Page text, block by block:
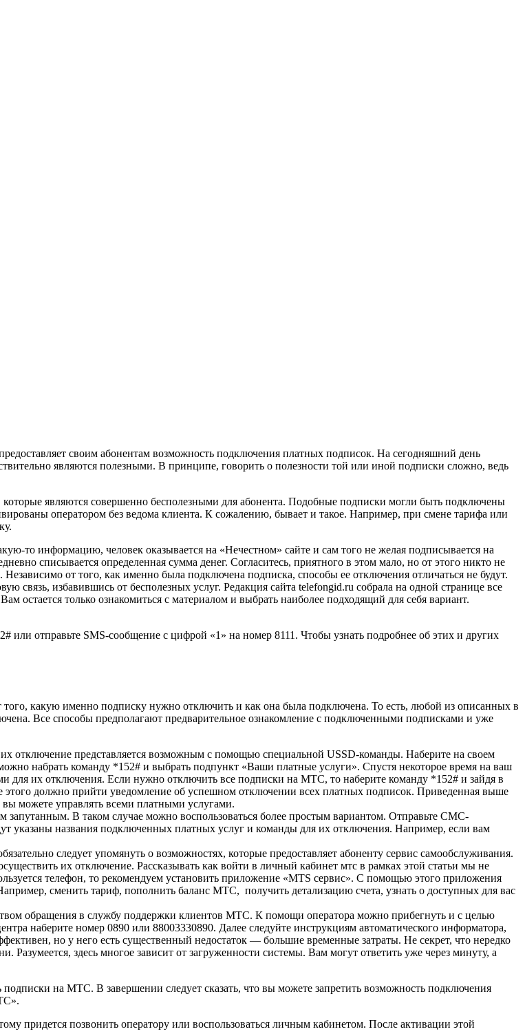
своим абонентам возможность подключения платных подписок. На сегодняшний день
являются полезными. В принципе, говорить о полезности той или иной подписки сложно, ведь
являются совершенно бесполезными для абонента. Подобные подписки могли быть подключены
оператором без ведома клиента. К сожалению, бывает и такое. Например, при смене тарифа или
то информацию, человек оказывается на «Нечестном» сайте и сам того не желая подписывается на
списывается определенная сумма денег. Согласитесь, приятного в этом мало, но от этого никто не
от того, как именно была подключена подписка, способы ее отключения отличаться не будут.
связь, избавившись от бесполезных услуг. Редакция сайта telefongid.ru собрала на одной странице все
только ознакомиться с материалом и выбрать наиболее подходящий для себя вариант.
отправьте SMS-сообщение с цифрой «1» на номер 8111. Чтобы узнать подробнее об этих и других
какую именно подписку нужно отключить и как она была подключена. То есть, любой из описанных в
Все способы предполагают предварительное ознакомление с подключенными подписками и уже
отключение представляется возможным с помощью специальной USSD-команды. Наберите на своем
набрать команду *152# и выбрать подпункт «Ваши платные услуги». Спустя некоторое время на ваш
их отключения. Если нужно отключить все подписки на МТС, то наберите команду *152# и зайдя в
этого должно прийти уведомление об успешном отключении всех платных подписок. Приведенная выше
вы можете управлять всеми платными услугами.
В таком случае можно воспользоваться более простым вариантом. Отправьте СМС-
указаны названия подключенных платных услуг и команды для их отключения. Например, если вам
следует упомянуть о возможностях, которые предоставляет абоненту сервис самообслуживания.
их отключение. Рассказывать как войти в личный кабинет мтс в рамках этой статьи мы не
телефон, то рекомендуем установить приложение «MTS сервис». С помощью этого приложения
сменить тариф, пополнить баланс МТС, получить детализацию счета, узнать о доступных для вас
обращения в службу поддержки клиентов МТС. К помощи оператора можно прибегнуть и с целью
наберите номер 0890 или 88003330890. Далее следуйте инструкциям автоматического информатора,
но у него есть существенный недостаток — большие временные затраты. Не секрет, что нередко
Разумеется, здесь многое зависит от загруженности системы. Вам могут ответить уже через минуту, а
на МТС. В завершении следует сказать, что вы можете запретить возможность подключения
придется позвонить оператору или воспользоваться личным кабинетом. После активации этой